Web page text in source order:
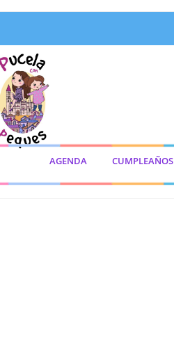
AGENDA CUMPLEAÑOS